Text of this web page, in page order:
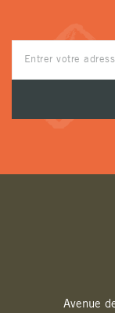
Avenue